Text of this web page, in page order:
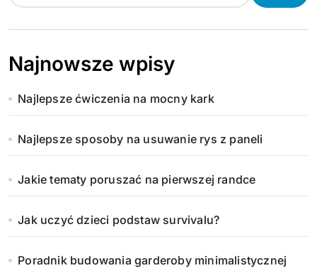
Najnowsze wpisy
Najlepsze ćwiczenia na mocny kark
Najlepsze sposoby na usuwanie rys z paneli
Jakie tematy poruszać na pierwszej randce
Jak uczyć dzieci podstaw survivalu?
Poradnik budowania garderoby minimalistycznej